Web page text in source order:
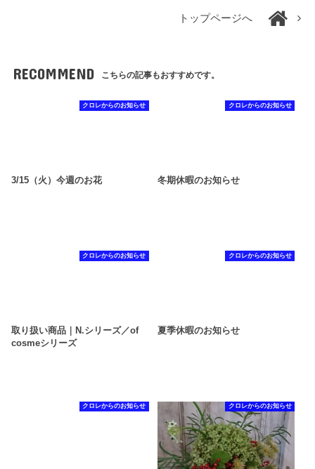
トップページへ
RECOMMEND こちらの記事もおすすめです。
クロレからのお知らせ
3/15（火）今週のお花
クロレからのお知らせ
冬期休暇のお知らせ
クロレからのお知らせ
取り扱い商品｜N.シリーズ／of
cosmeシリーズ
クロレからのお知らせ
夏季休暇のお知らせ
クロレからのお知らせ クロレからのお知らせ